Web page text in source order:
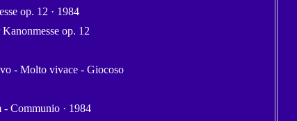
op. 12 · 1984
op. 12
- Molto vivace - Giocoso
- Communio · 1984